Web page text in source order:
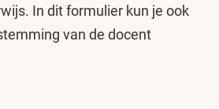
In dit formulier kun je ook
van de docent